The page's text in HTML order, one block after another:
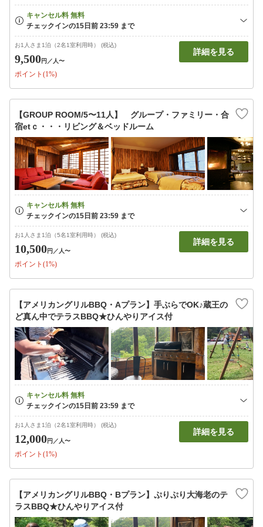
お1人さま1泊（2名1室利用時） (税込)
9,500円 ／人〜
ポイント(1%)
詳細を見る
【GROUP ROOM/5〜11人】 グループ・ファミリー・合
宿etｃ・・・リビング＆ベッドルーム
お1人さま1泊（5名1室利用時） (税込)
10,500円 ／人〜
ポイント(1%)
詳細を見る
【アメリカングリルBBQ・Aプラン】手ぶらでOK♪蔵王の
ど真ん中でテラスBBQ★ひんやりアイス付
お1人さま1泊（2名1室利用時） (税込)
12,000円 ／人〜
ポイント(1%)
詳細を見る
【アメリカングリルBBQ・Bプラン】ぷりぷり大海老のテ
ラスBBQ★ひんやりアイス付